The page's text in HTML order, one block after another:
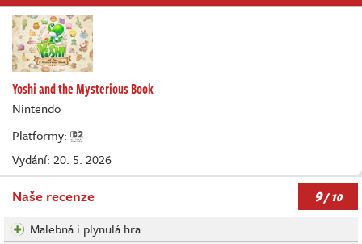
Yoshi and the Mysterious Book
Nintendo
Platformy:
Vydání: 20. 5. 2026
Naše recenze 9/ 10
Malebná i plynulá hra